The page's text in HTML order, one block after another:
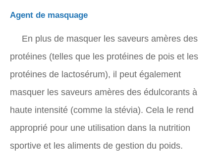
Agent de masquage
En plus de masquer les saveurs amères des
protéines (telles que les protéines de pois et les
protéines de lactosérum), il peut également
masquer les saveurs amères des édulcorants à
haute intensité (comme la stévia). Cela le rend
approprié pour une utilisation dans la nutrition
sportive et les aliments de gestion du poids.